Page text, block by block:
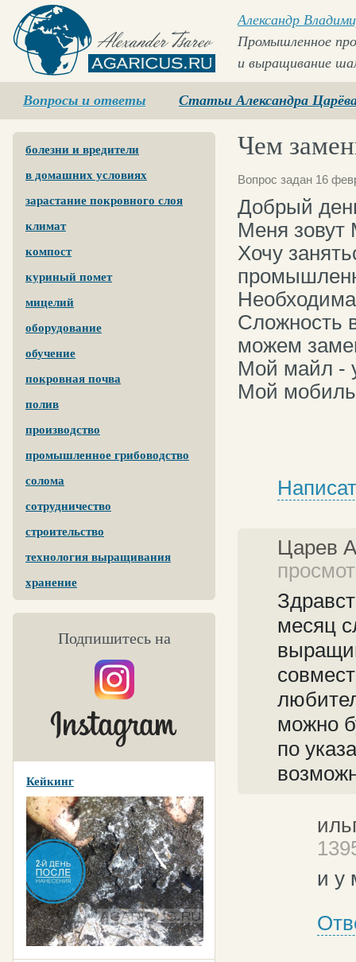
Agaricus.ru
Александр
Промышленное
и выращивание
Вопросы и ответы Статьи Александра
болезни и вредители
в домашних условиях
зарастание покровного слоя
климат
компост
куриный помет
мицелий
оборудование
обучение
покровная почва
полив
производство
промышленное грибоводство
солома
сотрудничество
строительство
технология выращивания
хранение
Подпишитесь на
Кейкинг
Чем
Вопрос задан 16
Добрый
Меня зовут
Хочу
Сложность
можем
Мой майл -
Мой
Царев
месяц
можно
по
и у